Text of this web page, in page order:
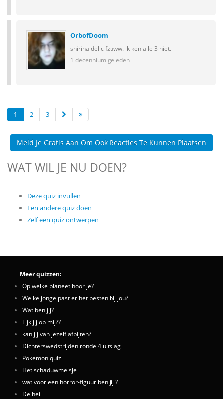
OrbofDoom
shirina delic fzuww. ik ken alle 3 niet.
1 decennium geleden
1 2 3
Meld Je Gratis Aan Om Ook Reacties Te Kunnen Plaatsen
WAT WIL JE NU DOEN?
Deze quiz invullen
Een andere quiz doen
Zelf een quiz ontwerpen
Meer quizzen:
Op welke planeet hoor je?
Welke jonge past er het besten bij jou?
Wat ben jij?
Lijk jij op mij??
kan jij van jezelf afbijten?
Dichterswedstrijden ronde 4 uitslag
Pokemon quiz
Het schaduwmeisje
wat voor een horror-figuur ben jij ?
De hei